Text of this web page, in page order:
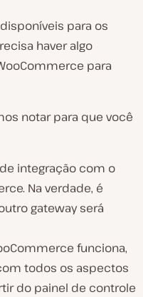
para os
haver algo
para
notar para que você
integração com o
Na verdade, é
gateway será
funciona,
todos os aspectos
do painel de controle